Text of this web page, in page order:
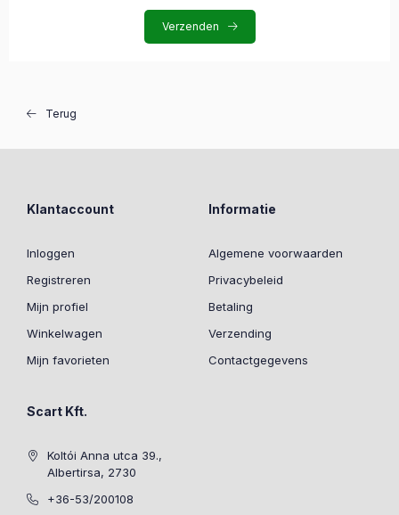
Verzenden
Terug
Klantaccount
Inloggen
Registreren
Mijn profiel
Winkelwagen
Mijn favorieten
Informatie
Algemene voorwaarden
Privacybeleid
Betaling
Verzending
Contactgegevens
Scart Kft.
Koltói Anna utca 39.,
Albertirsa, 2730
+36-53/200108